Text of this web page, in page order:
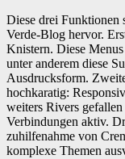
Diese drei Funktionen
Verde-Blog hervor.
Knistern. Diese
unter anderem diese
Ausdrucksform.
hochkaratig:
weiters Rivers
Verbindungen aktiv.
zuhilfenahme von
komplexe Themen